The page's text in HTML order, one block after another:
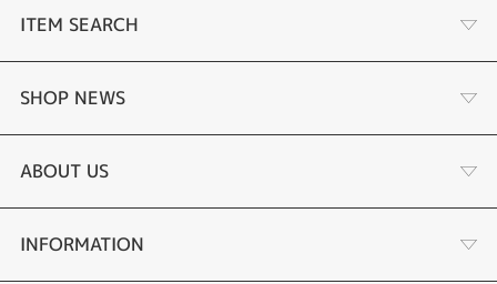
ITEM SEARCH
商品一覧
婚約指輪
結婚指輪
SHOP NEWS
リフォーム
金・プラチナ買取り
ABOUT US
会社概要
INFORMATION